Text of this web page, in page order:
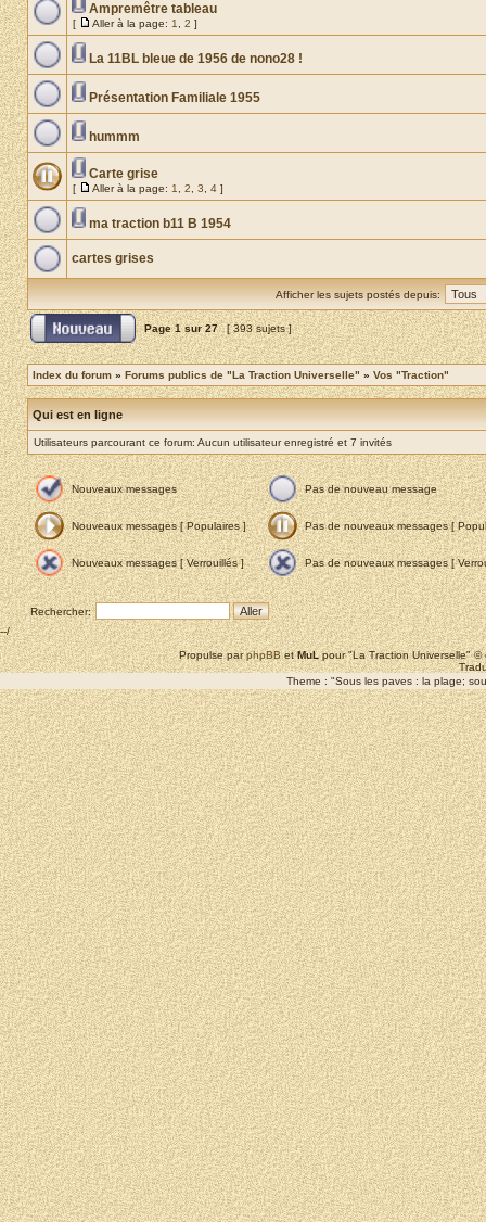
Ampremêtre tableau
[ Aller à la page: 1 2 ]
La 11BL bleue de 1956 de nono28 !
Présentation Familiale 1955
hummm
Carte grise
[ Aller à la page: 1 2 3 4 ]
ma traction b11 B 1954
cartes grises
Afficher les sujets postés depuis:
Page1sur27 [ 393 sujets ]
Index du forum » Forums publics de "La Traction Universelle" » Vos "Traction"
Qui est en ligne
Utilisateurs parcourant ce forum: Aucun utilisateur enregistré et 7 invités
Nouveaux messages Pas de nouveau message
Nouveaux messages [ Populaires ] Pas de nouveaux messages [
Nouveaux messages [ Verrouillés ] Pas de nouveaux messages [
Rechercher:
--/
Propulse parphpBBetMuLpour "La Traction Universelle"
Theme : "Sous les paves : la plage;